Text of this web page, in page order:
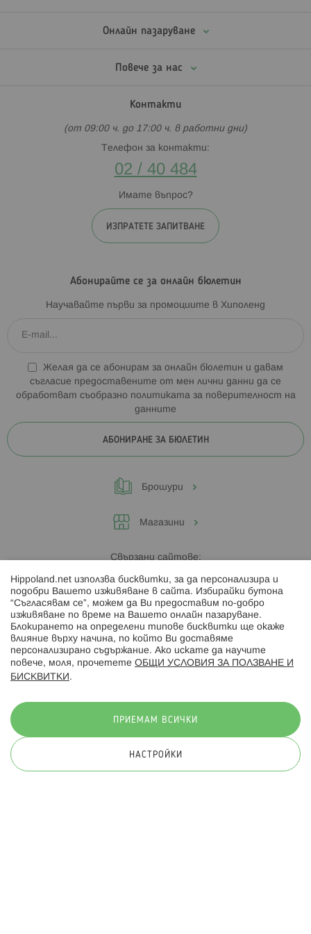
Онлайн пазаруване
Повече за нас
Контакти
(от 09:00 ч. до 17:00 ч. в работни дни)
Телефон за контакти:
02 / 40 484
Имате въпрос?
ИЗПРАТЕТЕ ЗАПИТВАНЕ
Абонирайте се за онлайн бюлетин
Научавайте първи за промоциите в Хиполенд
Желая да се абонирам за онлайн бюлетин и давам
съгласие предоставените от мен лични данни да се
обработват съобразно политиката за поверителност на
данните
АБОНИРАНЕ ЗА БЮЛЕТИН
Брошури
Магазини
Свързани сайтове:
Hippoland.ro
Последвайте ни:
© 2026 Hippoland.net. Всички права запазени
Hippoland.net използва бисквитки, за да персонализира и
подобри Вашето изживяване в сайта. Избирайки бутона
“Съгласявам се”, можем да Ви предоставим по-добро
изживяване по време на Вашето онлайн пазаруване.
Блокирането на определени типове бисквитки ще окаже
влияние върху начина, по който Ви доставяме
персонализирано съдържание. Ако искате да научите
повече, моля, прочетете ОБЩИ УСЛОВИЯ ЗА ПОЛЗВАНЕ И
БИСКВИТКИ .
ПРИЕМАМ ВСИЧКИ
НАСТРОЙКИ